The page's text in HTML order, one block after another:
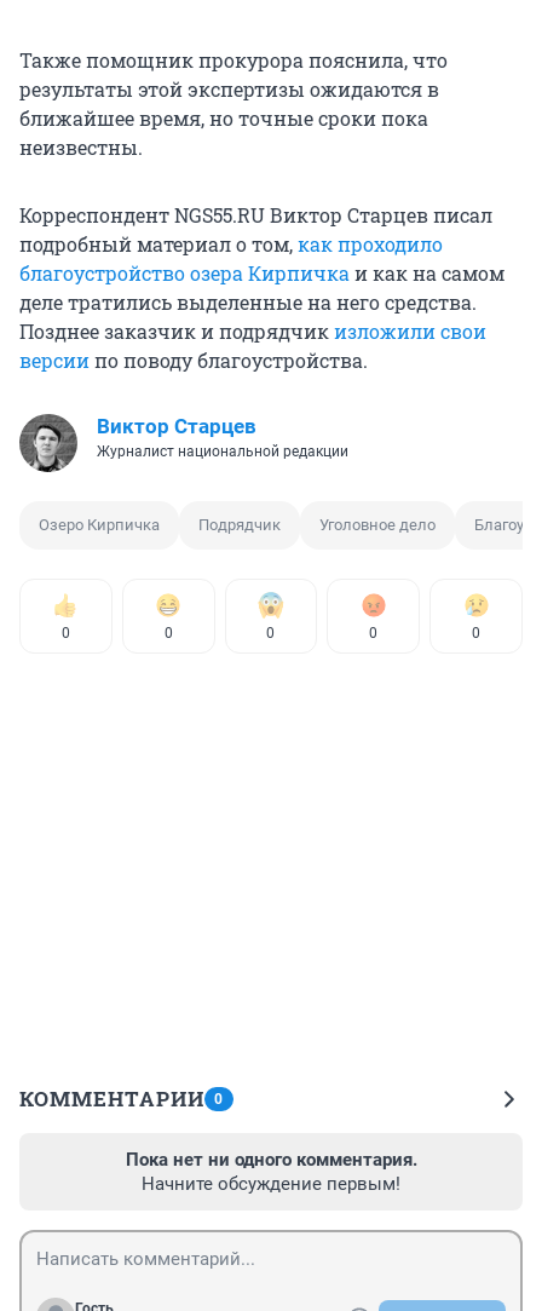
Также помощник прокурора пояснила, что
результаты этой экспертизы ожидаются в
ближайшее время, но точные сроки пока
неизвестны.
Корреспондент NGS55.RU Виктор Старцев писал
подробный материал о том,как проходило
благоустройство озера Кирпичкаи как на самом
деле тратились выделенные на него средства.
Позднее заказчик и подрядчикизложили свои
версиипо поводу благоустройства.
Виктор Старцев
Журналист национальной редакции
Озеро Кирпичка Подрядчик Уголовное дело
0 0 0 0 0
КОММЕНТАРИИ 0
Пока нет ни одного комментария.
Начните обсуждение первым!